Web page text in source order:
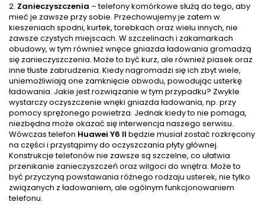
2. Zanieczyszczenia – telefony komórkowe służą do tego, aby
mieć je zawsze przy sobie. Przechowujemy je zatem w
kieszeniach spodni, kurtek, torebkach oraz wielu innych, nie
zawsze czystych miejscach. W szczelinach i zakamarkach
obudowy, w tym również wnęce gniazda ładowania gromadzą
się zanieczyszczenia. Może to być kurz, ale również piasek oraz
inne tłuste zabrudzenia. Kiedy nagromadzi się ich zbyt wiele,
uniemożliwiają one zamknięcie obwodu, powodując usterkę
ładowania. Jakie jest rozwiązanie w tym przypadku? Zwykle
wystarczy oczyszczenie wnęki gniazda ładowania, np. przy
pomocy sprężonego powietrza. Jednak kiedy to nie pomaga,
niezbędna może okazać się interwencja naszego serwisu.
Wówczas telefon Huawei Y6 II będzie musiał zostać rozkręcony
na części i przystąpimy do oczyszczania płyty głównej.
Konstrukcje telefonów nie zawsze są szczelne, co ułatwia
przenikanie zanieczyszczeń oraz wilgoci do wnętra. Może to
być przyczyną powstawania różnego rodzaju usterek, nie tylko
związanych z ładowaniem, ale ogólnym funkcjonowaniem
telefonu.